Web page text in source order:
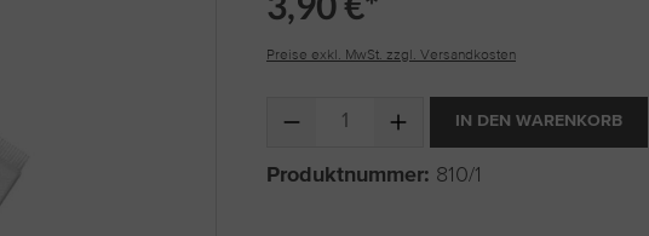
Preise exkl. MwSt. zzgl. Versandkosten
Produkt Anzahl: Gib den gewünschten Wert
IN DEN WARENKORB
Produktnummer: 810/1